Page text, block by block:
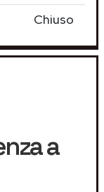
Chiuso
a